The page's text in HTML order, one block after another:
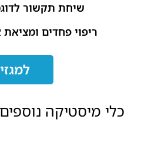
שיחת תקשור
ריפוי פחדים
כלי מיסטיקה נוספים